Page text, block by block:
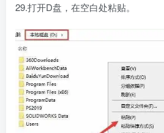
29.打开D盘，在空白处粘贴。